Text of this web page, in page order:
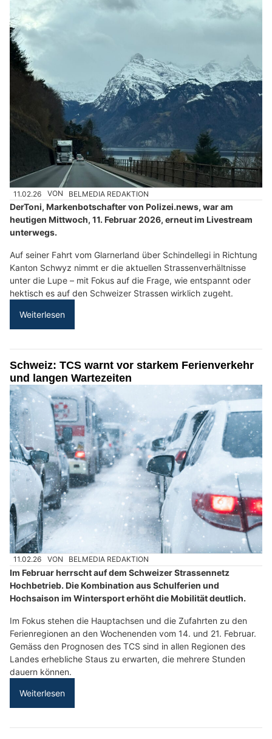
11.02.26 VON BELMEDIA REDAKTION
DerToni, Markenbotschafter von Polizei.news, war am
heutigen Mittwoch, 11. Februar 2026, erneut im Livestream
unterwegs.
Auf seiner Fahrt vom Glarnerland über Schindellegi in Richtung
Kanton Schwyz nimmt er die aktuellen Strassenverhältnisse
unter die Lupe – mit Fokus auf die Frage, wie entspannt oder
hektisch es auf den Schweizer Strassen wirklich zugeht.
Weiterlesen
Schweiz: TCS warnt vor starkem Ferienverkehr
und langen Wartezeiten
11.02.26 VON BELMEDIA REDAKTION
Im Februar herrscht auf dem Schweizer Strassennetz
Hochbetrieb. Die Kombination aus Schulferien und
Hochsaison im Wintersport erhöht die Mobilität deutlich.
Im Fokus stehen die Hauptachsen und die Zufahrten zu den
Ferienregionen an den Wochenenden vom 14. und 21. Februar.
Gemäss den Prognosen des TCS sind in allen Regionen des
Landes erhebliche Staus zu erwarten, die mehrere Stunden
dauern können.
Weiterlesen